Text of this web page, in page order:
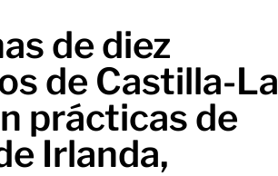
de diez
de Castilla-La
prácticas de
Irlanda,